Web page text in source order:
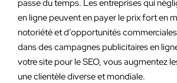
passe du temps. Les entreprises qui
en ligne peuvent en payer le prix fort en
notoriété et d’opportunités
dans des campagnes publicitaires en
votre site pour le SEO, vous augmentez
une clientèle diverse et mondiale.